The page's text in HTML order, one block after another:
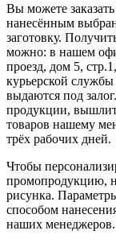
Вы можете
нанесённым
заготовку.
можно: в нашем
проезд, дом 5,
курьерской
выдаются под
продукции,
товаров нашему
трёх рабочих дней.
Чтобы
промопродукцию,
рисунка.
способом
наших менеджеров.